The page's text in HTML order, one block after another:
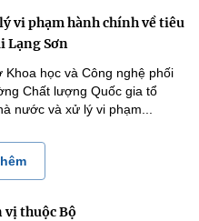
vi phạm hành chính về tiêu
Lạng Sơn
học và Công nghệ phối
Chất lượng Quốc gia tổ
nước và xử lý vi phạm...
vị thuộc Bộ